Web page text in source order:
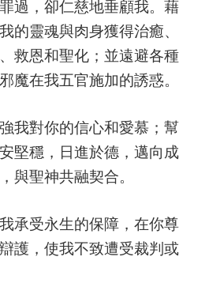
過，卻仁慈地垂顧我。藉
的靈魂與肉身獲得治癒、
救恩和聖化；並遠避各種
魔在我五官施加的誘惑。
我對你的信心和愛慕；幫
堅穩，日進於德，邁向成
與聖神共融契合。
承受永生的保障，在你尊
護，使我不致遭受裁判或